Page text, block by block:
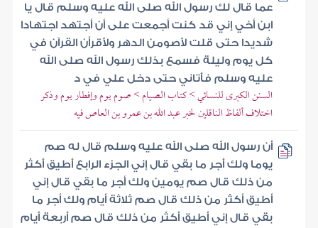
عما قال لك رسول الله صلى الله عليه وسلم قال يا
ابن أخي إني قد كنت أجمعت على أن أجتهد اجتهادا
شديدا حتى قلت لأصومن الدهر ولأقرأن القرآن في
كل يوم وليلة فسمع بذلك رسول الله صلى الله
عليه وسلم فأتاني حتى دخل علي في د
السنن الكبرى للنسائي > كتاب الصيام > صوم يوم وإفطار يوم وذكر
اختلاف ألفاظ الناقلين لخبر عبد الله بن عمرو بن العاص فيه
أن رسول الله صلى الله عليه وسلم قال له صم
يوما ولك أجر ما بقي قال إني الجزء الرابع أطيق أكثر
من ذلك قال صم يومين ولك أجر ما بقي قال إني
أطيق أكثر من ذلك قال صم ثلاثة أيام ولك أجر ما
بقي قال إني أطيق أكثر من ذلك قال صم أربعة أيام